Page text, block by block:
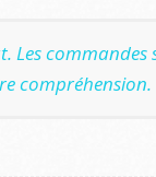
compréhension.